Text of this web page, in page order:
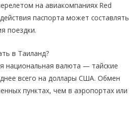
на авиакомпаниях Red
паспорта может составлять
поездки.
в Таиланд?
национальная валюта — тайские
всего на доллары США. Обмен
пунктах, чем в аэропортах или